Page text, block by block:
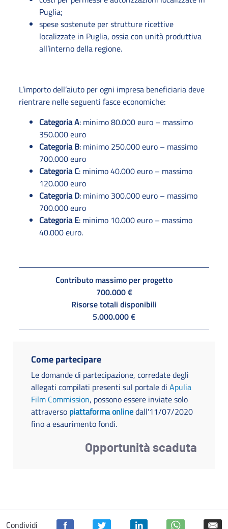
Puglia;
spese sostenute per strutture ricettive
localizzate in Puglia, ossia con unità produttiva
all’interno della regione.
L’importo dell’aiuto per ogni impresa beneficiaria deve
rientrare nelle seguenti fasce economiche:
Categoria A: minimo 80.000 euro – massimo
350.000 euro
Categoria B: minimo 250.000 euro – massimo
700.000 euro
Categoria C: minimo 40.000 euro – massimo
120.000 euro
Categoria D: minimo 300.000 euro – massimo
700.000 euro
Categoria E: minimo 10.000 euro – massimo
40.000 euro.
Contributo massimo per progetto
700.000 €
Risorse totali disponibili
5.000.000 €
Come partecipare
Le domande di partecipazione, corredate degli
allegati compilati presenti sul portale di Apulia
Film Commission, possono essere inviate solo
attraverso piattaforma onlinedall'11/07/2020
fino a esaurimento fondi.
Opportunità scaduta
Condividi